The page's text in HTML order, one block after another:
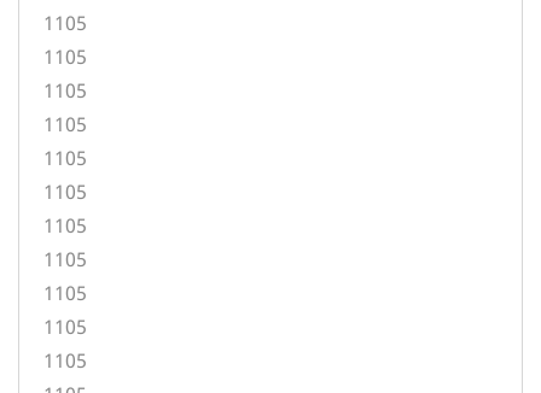
1105
1105
1105
1105
1105
1105
1105
1105
1105
1105
1105